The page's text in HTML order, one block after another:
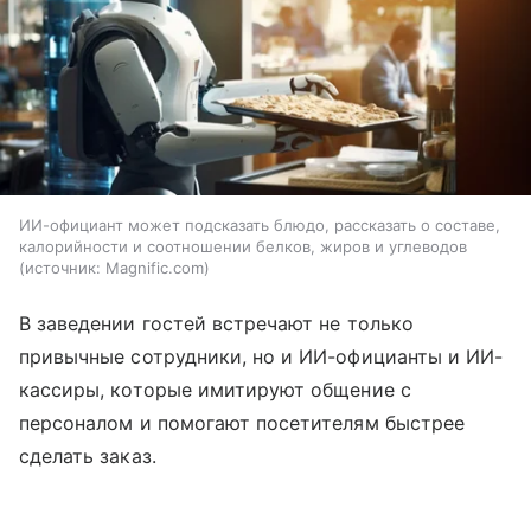
ИИ-официант может подсказать блюдо, рассказать о составе,
калорийности и соотношении белков, жиров и углеводов
источник: Magnific.com
В заведении гостей встречают не только
привычные сотрудники, но и ИИ-официанты и ИИ-
кассиры, которые имитируют общение с
персоналом и помогают посетителям быстрее
сделать заказ.